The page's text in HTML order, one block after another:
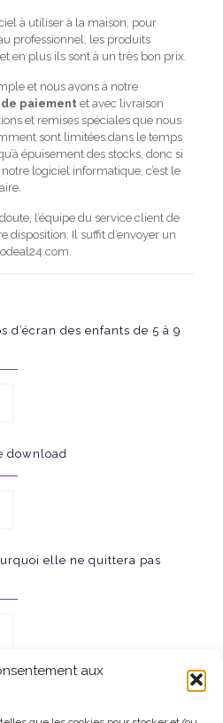
aux
à utiliser à la maison, pour
professionnel, les produits
en plus ils sont à un très bon prix.
et nous avons à notre
paiementet avec livraison
et remises spéciales que nous
sont limitées dans le temps
épuisement des stocks, donc si
logiciel informatique, c’est le
l’équipe du service client de
disposition. Il suffit d’envoyer un
d’écran des enfants de 5 à 9
download
elle ne quittera pas